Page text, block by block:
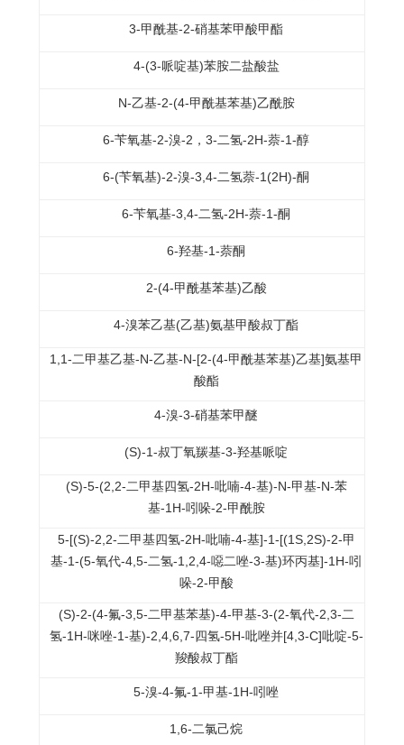
3-甲酰基-2-硝基苯甲酸甲酯
4-(3-哌啶基)苯胺二盐酸盐
N-乙基-2-(4-甲酰基苯基)乙酰胺
6-苄氧基-2-溴-2，3-二氢-2H-萘-1-醇
6-(苄氧基)-2-溴-3,4-二氢萘-1(2H)-酮
6-苄氧基-3,4-二氢-2H-萘-1-酮
6-羟基-1-萘酮
2-(4-甲酰基苯基)乙酸
4-溴苯乙基(乙基)氨基甲酸叔丁酯
1,1-二甲基乙基-N-乙基-N-[2-(4-甲酰基苯基)乙基]氨基甲
酸酯
4-溴-3-硝基苯甲醚
(S)-1-叔丁氧羰基-3-羟基哌啶
(S)-5-(2,2-二甲基四氢-2H-吡喃-4-基)-N-甲基-N-苯
基-1H-吲哚-2-甲酰胺
5-[(S)-2,2-二甲基四氢-2H-吡喃-4-基]-1-[(1S,2S)-2-甲
基-1-(5-氧代-4,5-二氢-1,2,4-噁二唑-3-基)环丙基]-1H-吲
哚-2-甲酸
(S)-2-(4-氟-3,5-二甲基苯基)-4-甲基-3-(2-氧代-2,3-二
氢-1H-咪唑-1-基)-2,4,6,7-四氢-5H-吡唑并[4,3-C]吡啶-5-
羧酸叔丁酯
5-溴-4-氟-1-甲基-1H-吲唑
1,6-二氯己烷